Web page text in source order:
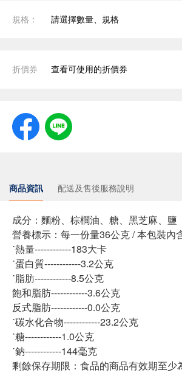
規格： 請選擇數量、規格
折價券 查看可使用的折價券
商品資訊 配送及售後服務說明
成分：麵粉、棕櫚油、糖、黑芝麻、鹽
營養標示：每一份量36公克 / 本包裝內
˙熱量------------183大卡
˙蛋白質------------3.2公克
˙脂肪------------8.5公克
飽和脂肪------------3.6公克
反式脂肪------------0.0公克
˙碳水化合物------------23.2公克
˙糖------------1.0公克
˙鈉------------144毫克
剩餘保存期限：食品的商品有效期至少